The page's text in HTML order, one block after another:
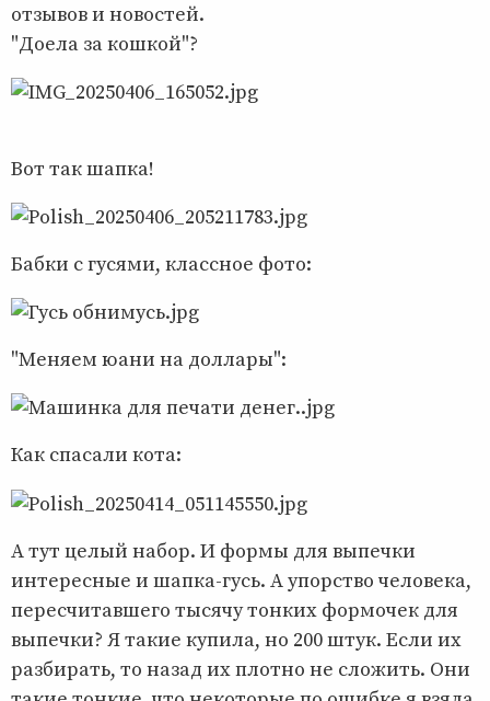
отзывов и новостей.
"Доела за кошкой"?
Вот так шапка!
Бабки с гусями, классное фото:
"Меняем юани на доллары":
Как спасали кота:
А тут целый набор. И формы для выпечки
интересные и шапка-гусь. А упорство человека,
пересчитавшего тысячу тонких формочек для
выпечки? Я такие купила, но 200 штук. Если их
разбирать, то назад их плотно не сложить. Они